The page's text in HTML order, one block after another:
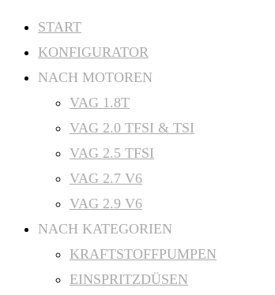
Zum
Inhalt
springen
START
KONFIGURATOR
NACH MOTOREN
VAG 1.8T
VAG 2.0 TFSI & TSI
VAG 2.5 TFSI
VAG 2.7 V6
VAG 2.9 V6
NACH KATEGORIEN
KRAFTSTOFFPUMPEN
EINSPRITZDÜSEN